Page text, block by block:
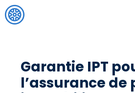
Aller
au
Garantie IPT
l’assurance de